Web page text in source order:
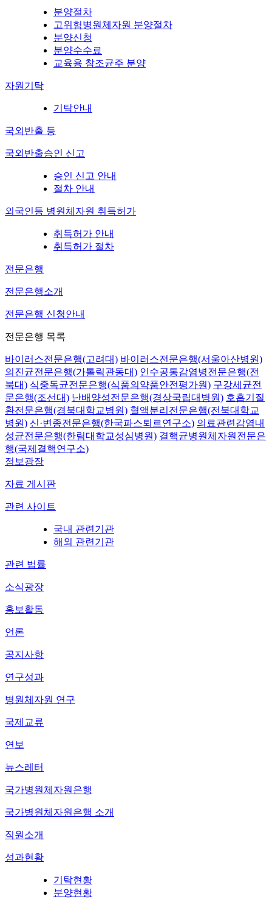
분양절차
고위험병원체자원 분양절차
분양신청
분양수수료
교육용 참조균주 분양
자원기탁
기탁안내
국외반출 등
국외반출승인 신고
승인 신고 안내
절차 안내
외국인등 병원체자원 취득허가
취득허가 안내
취득허가 절차
전문은행
전문은행소개
전문은행 신청안내
전문은행 목록
바이러스전문은행(고려대) 바이러스전문은행(서울아산병원)
의진균전문은행(가톨릭관동대) 인수공통감염병전문은행(전
북대) 식중독균전문은행(식품의약품안전평가원) 구강세균전
문은행(조선대) 난배양성전문은행(경상국립대병원) 호흡기질
환전문은행(경북대학교병원) 혈액분리전문은행(전북대학교
병원) 신·변종전문은행(한국파스퇴르연구소) 의료관련감염내
성균전문은행(한림대학교성심병원) 결핵균병원체자원전문은
행(국제결핵연구소)
정보광장
자료 게시판
관련 사이트
국내 관련기관
해외 관련기관
관련 법률
소식광장
홍보활동
언론
공지사항
연구성과
병원체자원 연구
국제교류
연보
뉴스레터
국가병원체자원은행
국가병원체자원은행 소개
직원소개
성과현황
기탁현황
분양현황